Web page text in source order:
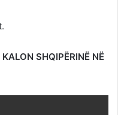
SHQIPËRINË NË